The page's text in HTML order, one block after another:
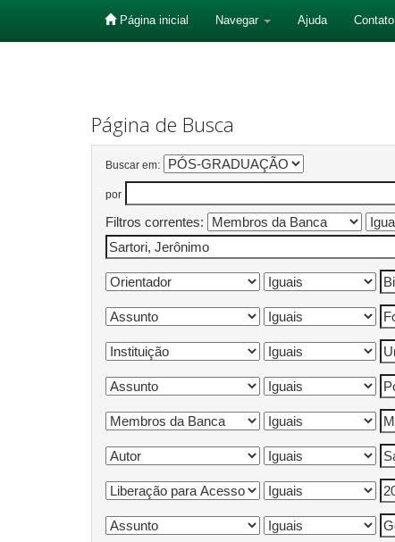
Página inicial Navegar Ajuda Contato
Página de Busca
Buscar em:
por
Filtros correntes: